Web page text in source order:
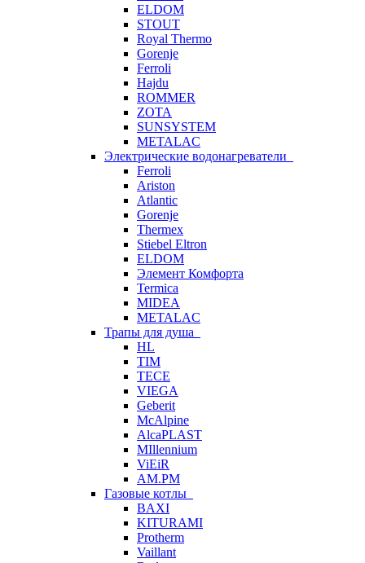
ELDOM
STOUT
Royal Thermo
Gorenje
Ferroli
Hajdu
ROMMER
ZOTA
SUNSYSTEM
METALAC
Электрические водонагреватели
Ferroli
Ariston
Atlantic
Gorenje
Thermex
Stiebel Eltron
ELDOM
Элемент Комфорта
Termica
MIDEA
METALAC
Трапы для душа
HL
TIM
TECE
VIEGA
Geberit
McAlpine
AlcaPLAST
MIllennium
ViEiR
AM.PM
Газовые котлы
BAXI
KITURAMI
Protherm
Vaillant